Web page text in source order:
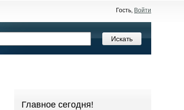
Гость, Войти
Главное сегодня!